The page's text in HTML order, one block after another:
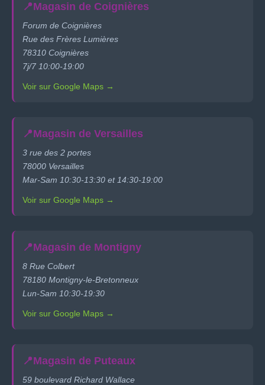
📍Magasin de Coignières
Forum de Coignières
Rue des Frères Lumières
78310 Coignières
7j/7 10:00-19:00
Voir sur Google Maps →
📍Magasin de Versailles
3 rue des 2 portes
78000 Versailles
Mar-Sam 10:30-13:30 et 14:30-19:00
Voir sur Google Maps →
📍Magasin de Montigny
8 Rue Colbert
78180 Montigny-le-Bretonneux
Lun-Sam 10:30-19:30
Voir sur Google Maps →
📍Magasin de Puteaux
59 boulevard Richard Wallace